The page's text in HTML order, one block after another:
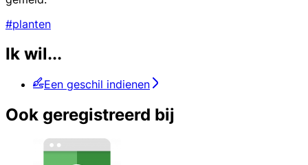
#planten
Ik wil...
Een geschil indienen
Ook geregistreerd bij